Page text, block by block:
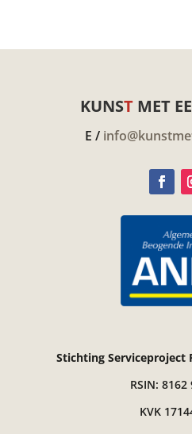
KUNST MET
E /
Stichting Serviceproject
RSIN: 8162
KVK